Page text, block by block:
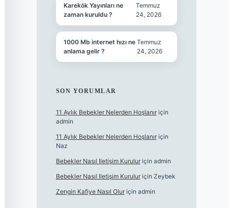
Karekök Yayınları ne
zaman kuruldu ?
Temmuz
24, 2026
1000 Mb internet hızı ne
anlama gelir ?
Temmuz
24, 2026
SON YORUMLAR
11 Aylık Bebekler Nelerden Hoşlanıriçin
admin
11 Aylık Bebekler Nelerden Hoşlanıriçin
Naz
Bebekler Nasıl Iletişim Kuruluriçin admin
Bebekler Nasıl Iletişim Kuruluriçin Zeybek
Zengin Kafiye Nasıl Oluriçin admin